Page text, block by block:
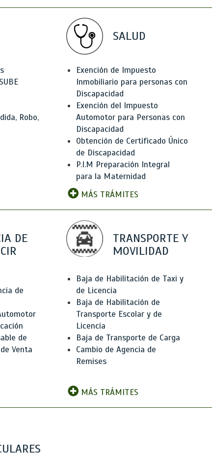
Robo,
SALUD
Exención de Impuesto
Inmobiliario para personas con
Discapacidad
Exención del Impuesto
Automotor para Personas con
Discapacidad
Obtención de Certificado Único
de Discapacidad
P.I.M Preparación Integral
para la Maternidad
MÁS TRÁMITES
DE
de
de
Venta
TRANSPORTE Y
MOVILIDAD
Baja de Habilitación de Taxi y
de Licencia
Baja de Habilitación de
Transporte Escolar y de
Licencia
Baja de Transporte de Carga
Cambio de Agencia de
Remises
MÁS TRÁMITES